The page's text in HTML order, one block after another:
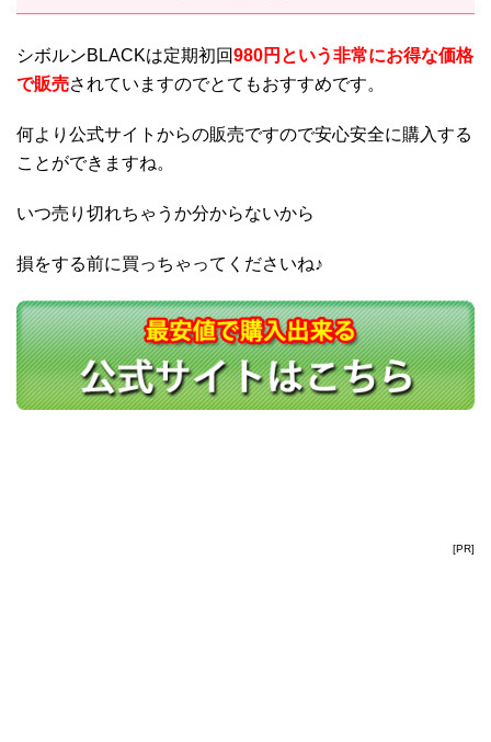
シボルンBLACKは定期初回980円という非常にお得な価格
で販売されていますのでとてもおすすめです。
何より公式サイトからの販売ですので安心安全に購入する
ことができますね。
いつ売り切れちゃうか分からないから
損をする前に買っちゃってくださいね♪
[PR]